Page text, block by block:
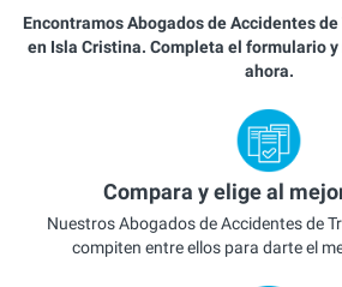
Encontramos Abogados de Accidentes
en Isla Cristina. Completa el formulario
ahora.
Compara y elige al
Nuestros Abogados de Accidentes de
compiten entre ellos para darte el